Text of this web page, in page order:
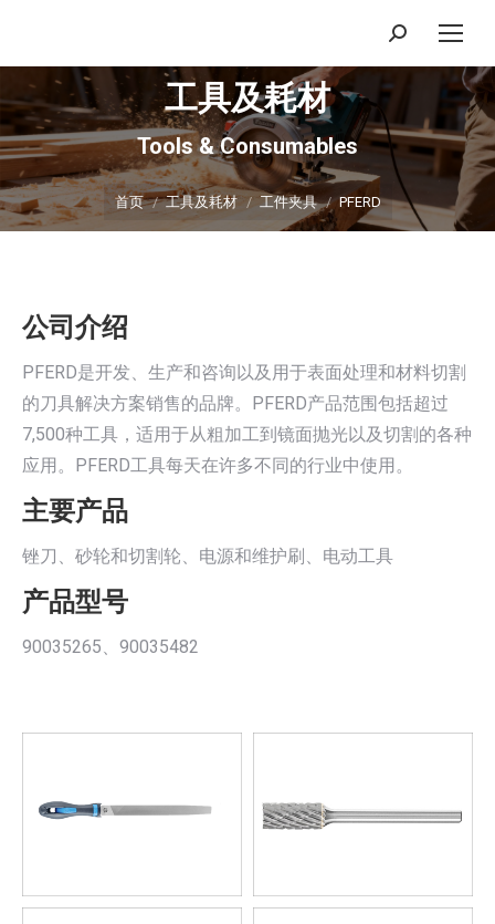
搜
索：
工具及耗材
Tools & Consumables
你在这里：
首页 工具及耗材 工件夹具 PFERD
公司介绍
PFERD是开发、生产和咨询以及用于表面处理和材料切割
的刀具解决方案销售的品牌。PFERD产品范围包括超过
7,500种工具，适用于从粗加工到镜面抛光以及切割的各种
应用。PFERD工具每天在许多不同的行业中使用。
主要产品
锉刀、砂轮和切割轮、电源和维护刷、电动工具
产品型号
90035265、90035482